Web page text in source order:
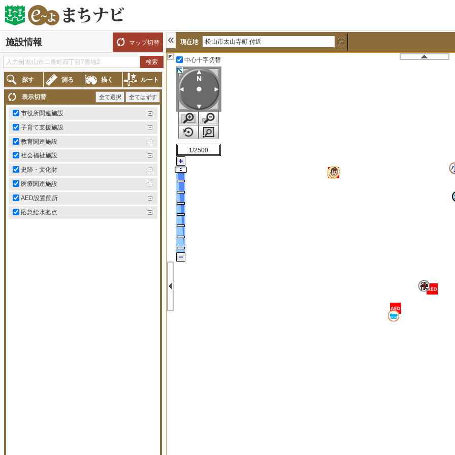
施設情報 マップ切替
探す 測る 描く ルート
表示切替 全て選択 全てはずす
市役所関連施設
子育て支援施設
教育関連施設
社会福祉施設
史跡・文化財
医療関連施設
AED設置箇所
応急給水拠点
松山市太山寺町 付近
中心十字切替
1/2500